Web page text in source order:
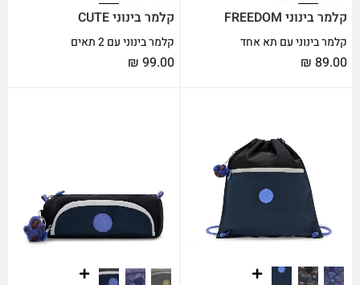
קלמר בינוני FREEDOM
קלמר בינוני עם תא אחד
₪ 89.00
קלמר בינוני CUTE
קלמר בינוני עם 2 תאים
₪ 99.00